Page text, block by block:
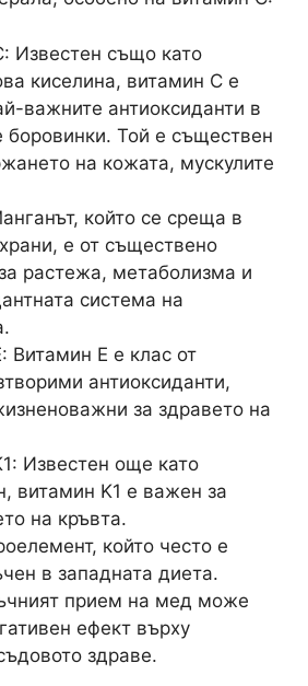
Известен също като
киселина, витамин C е
важните антиоксиданти в
боровинки. Той е съществен
на кожата, мускулите
който се среща в
е от съществено
растежа, метаболизма и
система на
Витамин E е клас от
антиоксиданти,
за здравето на
Известен още като
витамин K1 е важен за
на кръвта.
който често е
в западната диета.
прием на мед може
ефект върху
здраве.